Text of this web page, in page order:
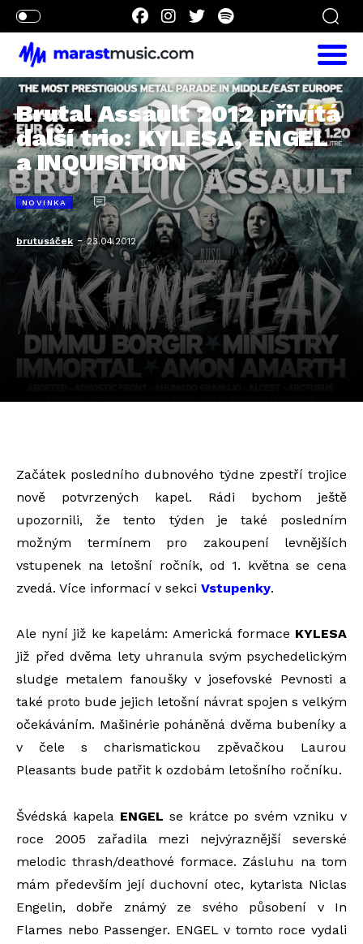
Brutal Assault 2012 přivítá
další trio: KYLESA, ENGEL
a INQUISITION
NOVINKA
brutusáček -23.04.2012
Začátek posledního dubnového týdne zpestří trojice
nově potvrzených kapel. Rádi bychom ještě
upozornili, že tento týden je také posledním
možným termínem pro zakoupení levnějších
vstupenek na letošní ročník, od 1. května se cena
zvedá. Více informací v sekci Vstupenky.
Ale nyní již ke kapelám: Americká formace KYLESA
již před dvěma lety uhranula svým psychedelickým
sludge metalem fanoušky v josefovské Pevnosti a
také proto bude jejich letošní návrat spojen s velkým
očekáváním. Mašinérie poháněná dvěma bubeníky a
v čele s charismatickou zpěvačkou Laurou
Pleasants bude patřit k ozdobám letošního ročníku.
Švédská kapela ENGEL se krátce po svém vzniku v
roce 2005 zařadila mezi nejvýraznější severské
melodic thrash/deathové formace. Zásluhu na tom
mám především její duchovní otec, kytarista Niclas
Engelin, dobře známý ze svého působení v In
Flames nebo Passenger. ENGEL v tomto roce vydali